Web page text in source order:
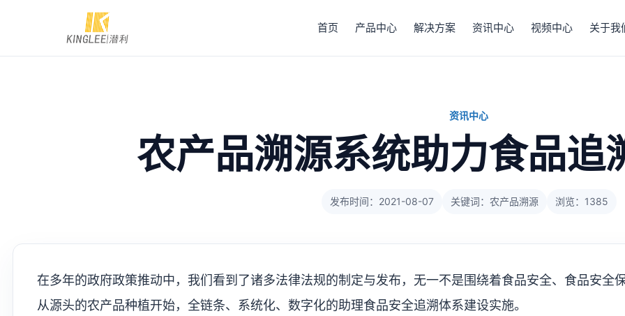
首页 产品中心 解决方案 资讯中心 视频中心 关于我
资讯中心
农产品溯源系统助力食品追
发布时间：2021-08-07 关键词：农产品溯源 浏览：1385
在多年的政府政策推动中，我们看到了诸多法律法规的制定与发布，无一不是围绕着食品安全、食品安全保
从源头的农产品种植开始，全链条、系统化、数字化的助理食品安全追溯体系建设实施。